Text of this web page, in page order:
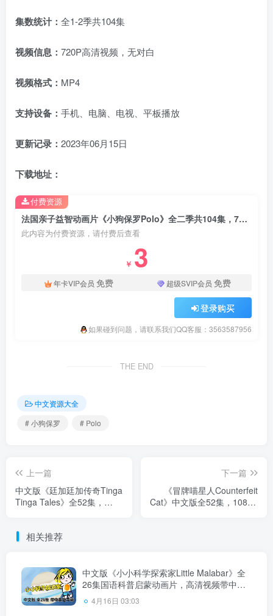
集数统计： 全1-2季共104集
视频信息： 720P高清视频，无对白
视频格式： MP4
支持设备： 手机、电脑、电视、平板播放
更新记录： 2023年06月15日
下载地址：
法国亲子益智动画片《小狗保罗Polo》全二季共104集，720P高清视频，百度云网盘下载
此内容为付费资源，请付费后查看
￥ 3
年卡VIP会员 免费 超级SVIP会员 免费
登录购买
如果碰到问题，请联系我们QQ客服：3563587956
付费资源
THE END
中文资源大全
# 小狗保罗
# Polo
上一篇
中文版《廷加廷加传奇Tinga
Tinga Tales》全52集，
下一篇
《冒牌喵星人Counterfeit
Cat》中文版全52集，1080P
相关推荐
中文版《小小科学探索家Little Malabar》全
26集国语科普启蒙动画片，高清视频带中英
文字幕，百度云网盘下载！
4月16日 03:03